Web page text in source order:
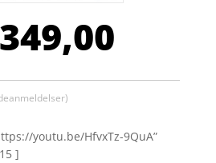
349,00Den
pris
er:
youtu.be/HfvxTz-9QuA”
]